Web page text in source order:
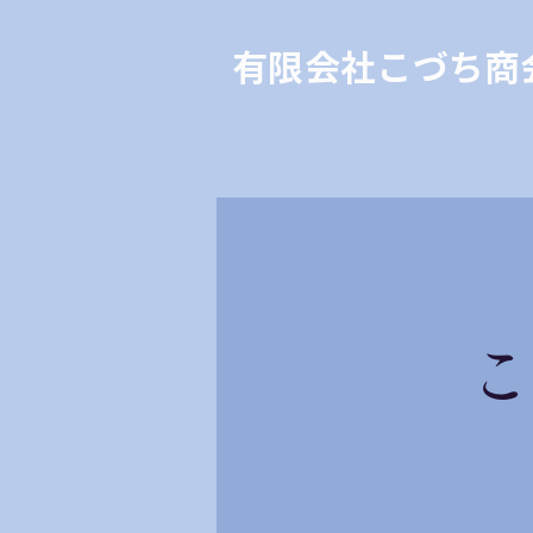
有限会社こづち商